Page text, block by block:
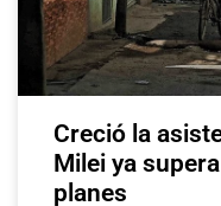
Creció la
Milei ya
planes